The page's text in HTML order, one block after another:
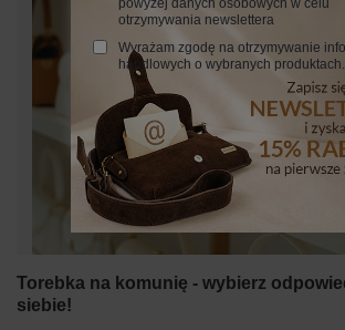
Torebka na komunię - wybierz
siebie!
powyżej danych osobowych w celu
otrzymywania newslettera
Wyrażam zgodę na otrzymywanie
handlowych o wybranych produktach.